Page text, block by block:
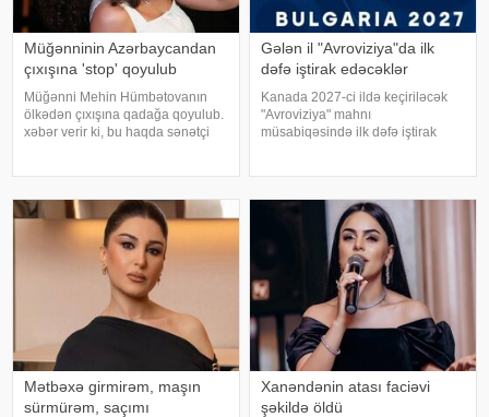
Müğənninin Azərbaycandan
çıxışına 'stop' qoyulub
Müğənni Mehin Hümbətovanın
ölkədən çıxışına qadağa qoyulub.
xəbər verir ki, bu haqda sənətçi
bilmirəm. "Stop"u
Gələn il "Avroviziya"da ilk
dəfə iştirak edəcəklər
Kanada 2027-ci ildə keçiriləcək
"Avroviziya" mahnı
müsabiqəsində ilk dəfə iştirak
Kanada 2015-ci ildə yarışmay
Mətbəxə girmirəm, maşın
sürmürəm, saçımı
Xanəndənin atası faciəvi
şəkildə öldü